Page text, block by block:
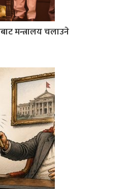
मन्त्रालय चलाउने